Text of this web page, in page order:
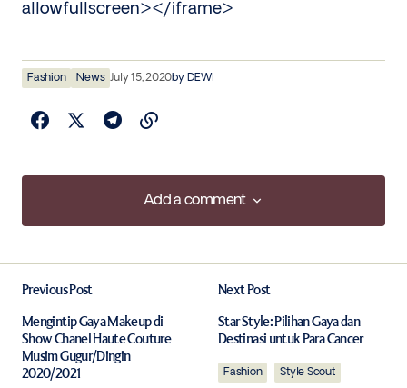
allowfullscreen></iframe>
Fashion News July 15, 2020by DEWI
Add a comment
Add a comment
Required fields are marked*
Comment
Previous Post
Mengintip Gaya Makeup di
Show Chanel Haute Couture
Musim Gugur/Dingin
2020/2021
Next Post
Star Style: Pilihan Gaya dan
Destinasi untuk Para Cancer
Fashion
Style Scout